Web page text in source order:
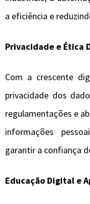
a eficiência e
Privacidade e Ética
Com a crescente
privacidade dos
regulamentações e
informações
garantir a confiança
Educação Digital e